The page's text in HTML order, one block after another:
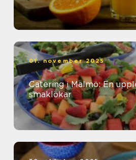
01. november 2025
Catering i Malmö: En
smaklökar